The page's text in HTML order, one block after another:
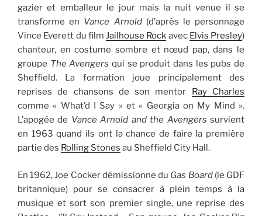
gazier et emballeur le jour mais la nuit venue il se
transforme en Vance Arnold(d’après le personnage
Vince Everett du film Jailhouse Rock avec Elvis Presley)
chanteur, en costume sombre et nœud pap, dans le
groupe The Avengers qui se produit dans les pubs de
Sheffield. La formation joue principalement des
reprises de chansons de son mentor Ray Charles
comme « What’d I Say » et « Georgia on My Mind ».
L’apogée de Vance Arnold and the Avengers survient
en 1963 quand ils ont la chance de faire la première
partie des Rolling Stones au Sheffield City Hall.
En 1962, Joe Cocker démissionne du Gas Board(le GDF
britannique) pour se consacrer à plein temps à la
musique et sort son premier single, une reprise des